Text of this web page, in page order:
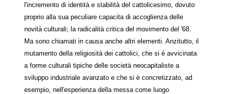
l'incremento di identità e stabilità del cattolicesimo, dovuto
proprio alla sua peculiare capacita di accoglienza delle
novità culturali; la radicalità critica del movimento del '68.
Ma sono chiamati in causa anche altri elementi. Anzitutto, il
mutamento della religiosità dei cattolici, che si è avvicinata
a forme culturali tipiche delle società neocapitaliste a
sviluppo industriale avanzato e che si è concretizzato, ad
esempio, nell'esperienza della messa come luogo